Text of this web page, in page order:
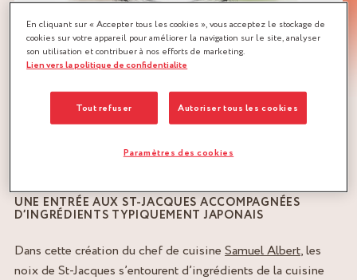
UNE ENTRÉE AUX ST-JACQUES ACCOMPAGNÉES
D’INGRÉDIENTS TYPIQUEMENT JAPONAIS
Dans cette création du chef de cuisine Samuel Albert, les
noix de St-Jacques s’entourent d’ingrédients de la cuisine
En cliquant sur « Accepter tous les cookies », vous acceptez le stockage de
cookies sur votre appareil pour améliorer la navigation sur le site, analyser
son utilisation et contribuer à nos efforts de marketing.
Lien vers la politique de confidentialite
Tout refuser Autoriser tous les cookies
Paramètres des cookies